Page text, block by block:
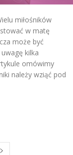
miłośników
w matę
może być
kilka
omówimy
należy wziąć pod